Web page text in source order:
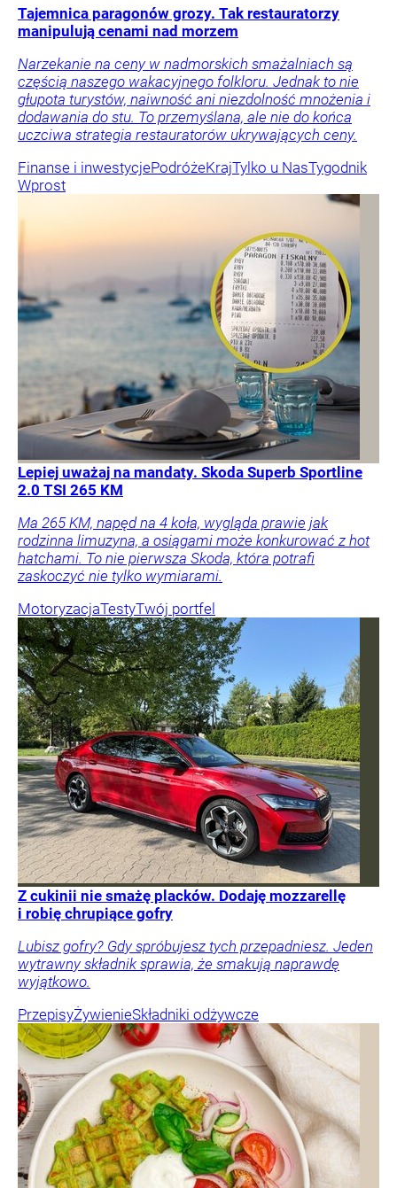
Tajemnica paragonów grozy. Tak restauratorzy
manipulują cenami nad morzem
Narzekanie na ceny w nadmorskich smażalniach są
częścią naszego wakacyjnego folkloru. Jednak to nie
głupota turystów, naiwność ani niezdolność mnożenia i
dodawania do stu. To przemyślana, ale nie do końca
uczciwa strategia restauratorów ukrywających ceny.
Finanse i inwestycjePodróżeKrajTylko u NasTygodnik
Wprost
Lepiej uważaj na mandaty. Skoda Superb Sportline
2.0 TSI 265 KM
Ma 265 KM, napęd na 4 koła, wygląda prawie jak
rodzinna limuzyna, a osiągami może konkurować z hot
hatchami. To nie pierwsza Skoda, która potrafi
zaskoczyć nie tylko wymiarami.
MotoryzacjaTestyTwój portfel
Z cukinii nie smażę placków. Dodaję mozzarellę
i robię chrupiące gofry
Lubisz gofry? Gdy spróbujesz tych przepadniesz. Jeden
wytrawny składnik sprawia, że smakują naprawdę
wyjątkowo.
PrzepisyŻywienieSkładniki odżywcze